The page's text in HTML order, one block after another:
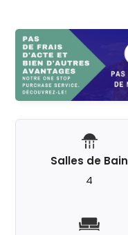
Salles de Bain
4